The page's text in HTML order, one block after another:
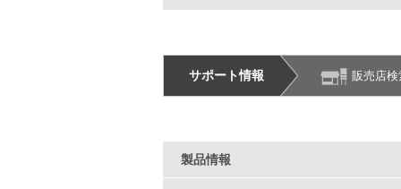
サポート情報 販売店検
製品情報